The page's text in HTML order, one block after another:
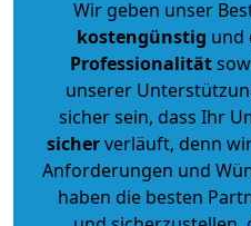
Wir geben unser
kostengünstig und
Professionalität
unserer
sicher sein, dass Ihr
sicherverläuft, denn
Anforderungen und
haben die besten